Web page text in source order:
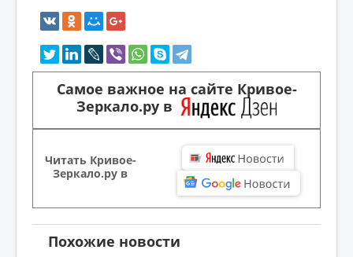
Самое важное на сайте Кривое-
Зеркало.ру в
Читать Кривое-
Зеркало.ру в
Похожие новости